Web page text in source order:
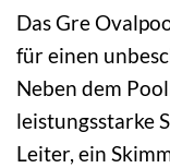
Das Gre
für einen
Neben dem
leistungsstarke
Leiter, ein